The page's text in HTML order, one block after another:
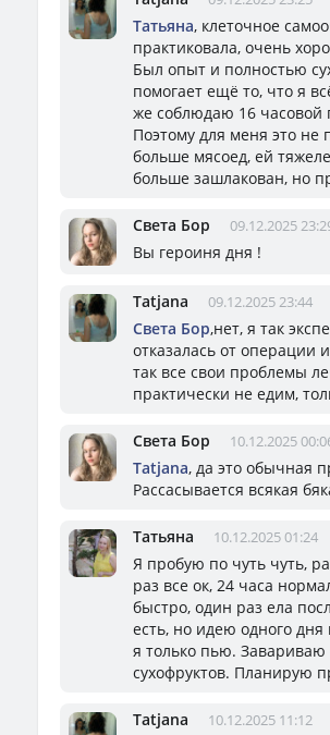
Татьяна, клеточное
практиковала, очень
Был опыт и полностью
помогает ещё то, что я
же соблюдаю 16 часовой
Поэтому для меня это не
больше мясоед, ей
больше зашлакован, но
Света Бор 09.12.2025
Вы героиня дня !
Tatjana 09.12.2025 23:44
Света Бор,нет, я так
отказалась от операции
так все свои проблемы
практически не едим,
Света Бор 10.12.2025
Tatjana, да это обычная
Рассасывается всякая
Татьяна 10.12.2025 01:24
Я пробую по чуть чуть,
раз все ок, 24 часа
быстро, один раз ела
есть, но идею одного
я только пью.
сухофруктов. Планирую
Tatjana 10.12.2025 11:12